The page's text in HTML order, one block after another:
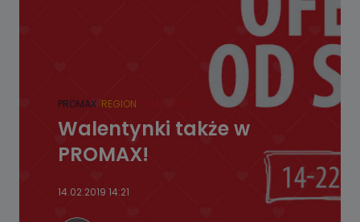
PROMAX REGION
Walentynki także w
PROMAX!
14.02.2019 14:21